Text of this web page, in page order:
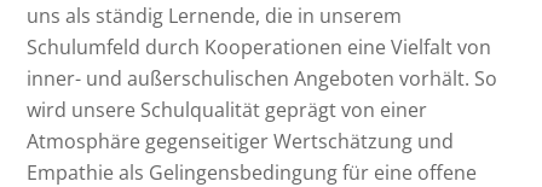
uns als ständig Lernende, die in unserem
Schulumfeld durch Kooperationen eine Vielfalt von
inner- und außerschulischen Angeboten vorhält. So
wird unsere Schulqualität geprägt von einer
Atmosphäre gegenseitiger Wertschätzung und
Empathie als Gelingensbedingung für eine offene